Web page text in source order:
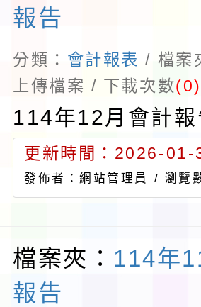
報告
分類： 會計報表 / 檔案
上傳檔案 / 下載次數(0)
114年12月會計
更新時間：2026-
發佈者：網站管理員 / 瀏覽
檔案夾： 114年
報告